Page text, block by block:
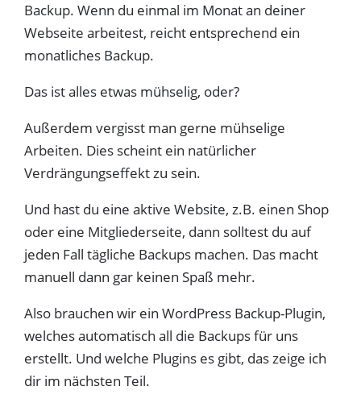
Backup. Wenn du einmal im Monat an deiner
Webseite arbeitest, reicht entsprechend ein
monatliches Backup.
Das ist alles etwas mühselig, oder?
Außerdem vergisst man gerne mühselige
Arbeiten. Dies scheint ein natürlicher
Verdrängungseffekt zu sein.
Und hast du eine aktive Website, z.B. einen Shop
oder eine Mitgliederseite, dann solltest du auf
jeden Fall tägliche Backups machen. Das macht
manuell dann gar keinen Spaß mehr.
Also brauchen wir ein WordPress Backup-Plugin,
welches automatisch all die Backups für uns
erstellt. Und welche Plugins es gibt, das zeige ich
dir im nächsten Teil.